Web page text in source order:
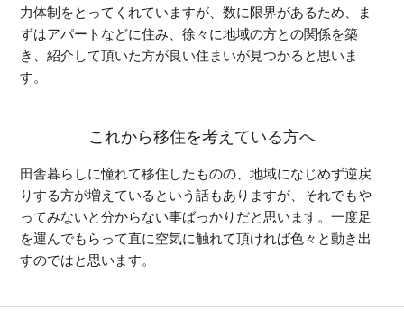
力体制をとってくれていますが、数に限界があるため、ま
ずはアパートなどに住み、徐々に地域の方との関係を築
き、紹介して頂いた方が良い住まいが見つかると思いま
す。
これから移住を考えている方へ
田舎暮らしに憧れて移住したものの、地域になじめず逆戻
りする方が増えているという話もありますが、それでもや
ってみないと分からない事ばっかりだと思います。一度足
を運んでもらって直に空気に触れて頂ければ色々と動き出
すのではと思います。